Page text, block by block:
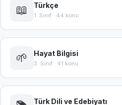
📖 Türkçe
1. Sınıf · 44 konu
🌱 Hayat Bilgisi
3. Sınıf · 41 konu
Türk Dili ve Edebiyatı